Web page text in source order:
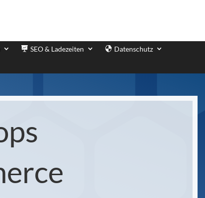
SEO & Ladezeiten
Datenschutz